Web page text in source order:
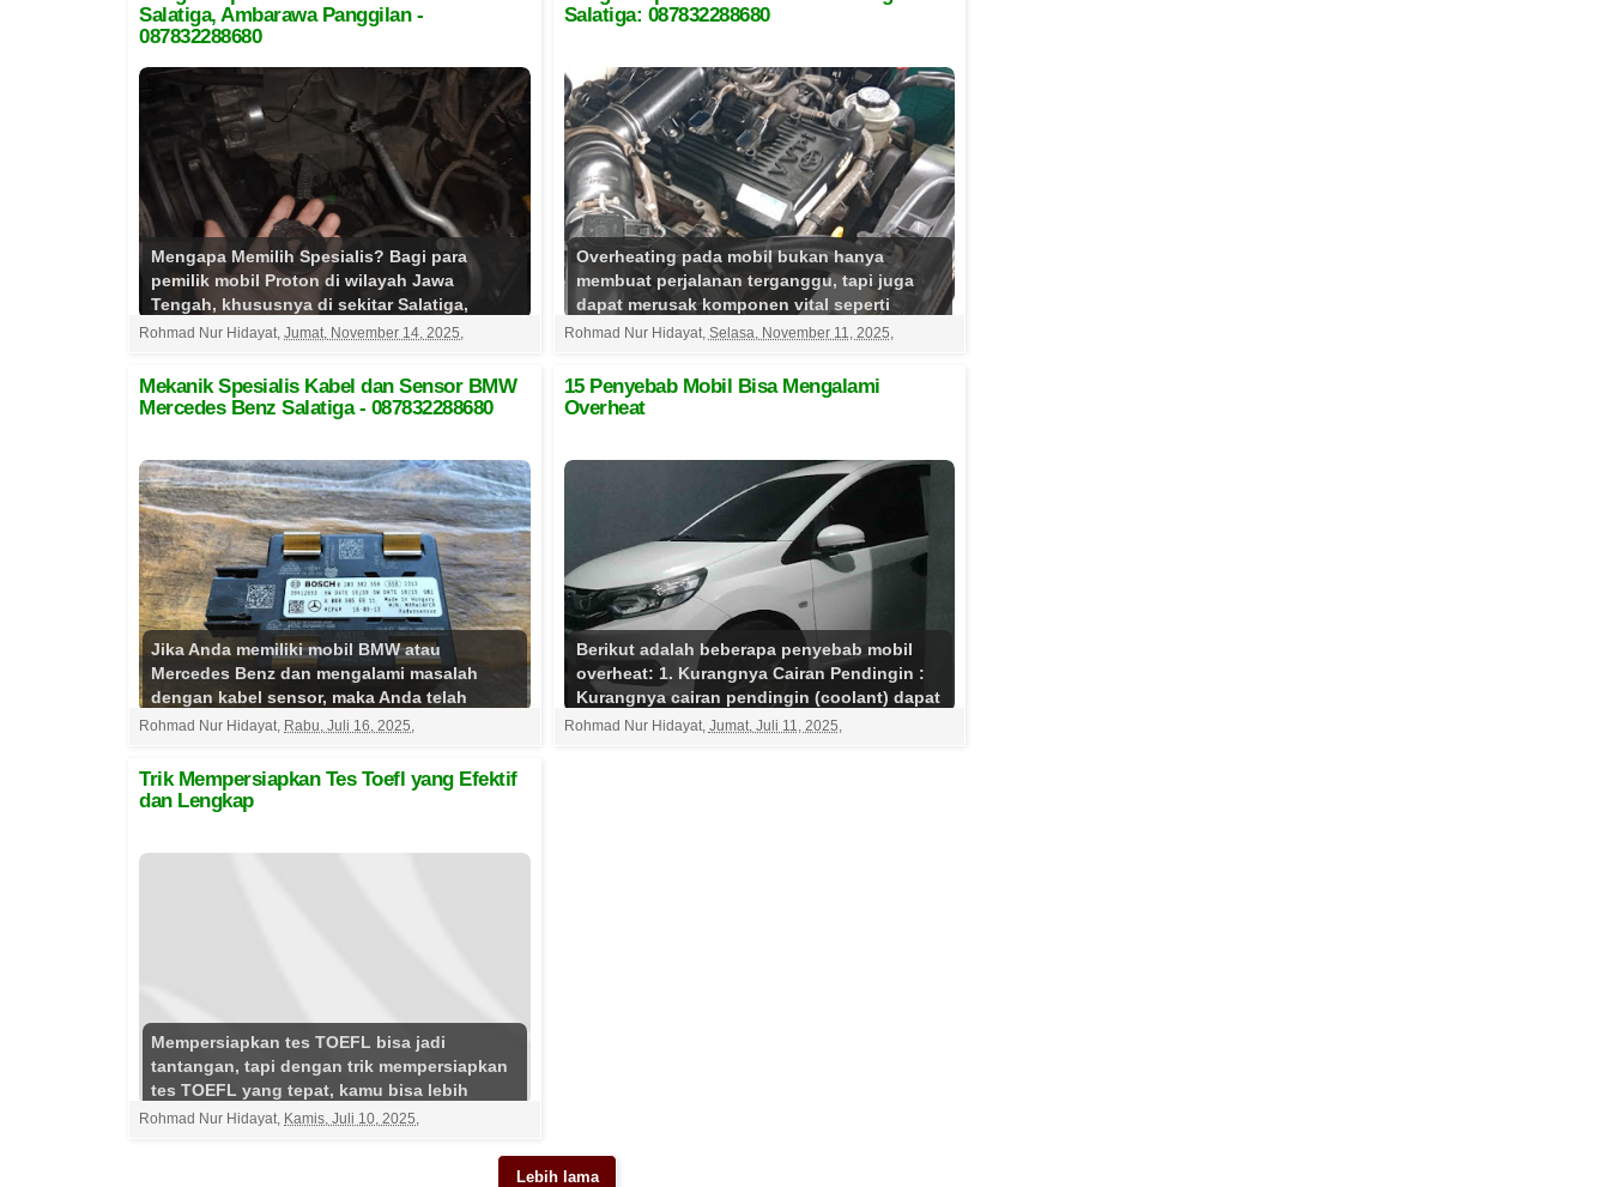
Salatiga, Ambarawa Panggilan -
087832288680
Mengapa Memilih Spesialis? Bagi para
pemilik mobil Proton di wilayah Jawa
Tengah, khususnya di sekitar Salatiga,
menemukan layanan perawatan...
Rohmad Nur Hidayat, Jumat, November 14, 2025,
Salatiga: 087832288680
Overheating pada mobil bukan hanya
membuat perjalanan terganggu, tapi juga
dapat merusak komponen vital seperti
kepala silinder, gasket, dan... Selengkapnya
Rohmad Nur Hidayat, Selasa, November 11, 2025,
Mekanik Spesialis Kabel dan Sensor BMW
Mercedes Benz Salatiga - 087832288680
Jika Anda memiliki mobil BMW atau
Mercedes Benz dan mengalami masalah
dengan kabel sensor, maka Anda telah
datang ke tempat yang tepat. Kami...
Rohmad Nur Hidayat, Rabu, Juli 16, 2025,
15 Penyebab Mobil Bisa Mengalami
Overheat
Berikut adalah beberapa penyebab mobil
overheat: 1. Kurangnya Cairan Pendingin :
Kurangnya cairan pendingin (coolant) dapat
menyebabkan mobi... Selengkapnya
Rohmad Nur Hidayat, Jumat, Juli 11, 2025,
Trik Mempersiapkan Tes Toefl yang Efektif
dan Lengkap
Mempersiapkan tes TOEFL bisa jadi
tantangan, tapi dengan trik mempersiapkan
tes TOEFL yang tepat, kamu bisa lebih
percaya diri dan memaksim... Selengkapnya
Rohmad Nur Hidayat, Kamis, Juli 10, 2025,
Lebih lama